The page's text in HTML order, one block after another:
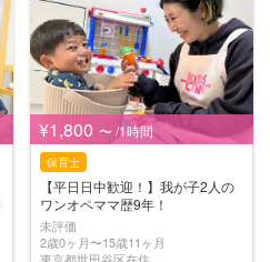
¥1,800 〜 /1時間
保育士
【平日日中歓迎！】我が子2人の
ワンオペママ歴9年！
未評価
2歳0ヶ月〜15歳11ヶ月